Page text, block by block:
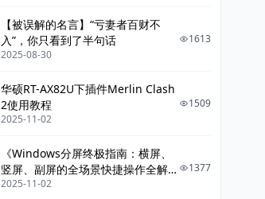
方法三：更改 polling interval（加
快同步频率）
📌 四、交换机作为 NTP Server（可
选）
一、核心交换机配置为 NTP 时钟源
1. 核心交换机启用 NTP 服务
【被误解的名言】“亏妻者百财不
入”，你只看到了半句话
2025-08-30
1613
华硕RT-AX82U下插件Merlin Clash
2使用教程
2025-11-02
1509
《Windows分屏终极指南：横屏、
竖屏、副屏的全场景快捷操作全解
析》
2025-11-02
1377